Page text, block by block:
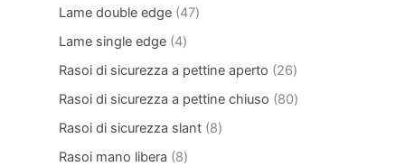
Lame double edge 47
Lame single edge 4
Rasoi di sicurezza a pettine aperto
26
Rasoi di sicurezza a pettine chiuso
80
Rasoi di sicurezza slant 8
Rasoi mano libera
8